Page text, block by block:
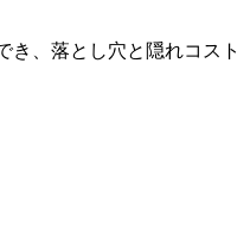
き、落とし穴と隠れコスト